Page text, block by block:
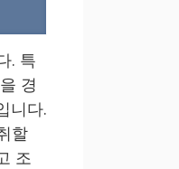
. 특
경
니다.
할
조